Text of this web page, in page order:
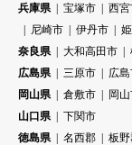
兵庫県
宝塚市 西
尼崎市
伊丹市
奈良県
大和高田市
広島県
三原市 広
岡山県
倉敷市 岡
山口県
下関市
徳島県
名西郡
板